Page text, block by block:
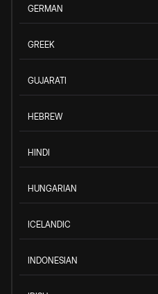
GERMAN
GREEK
GUJARATI
HEBREW
HINDI
HUNGARIAN
ICELANDIC
INDONESIAN